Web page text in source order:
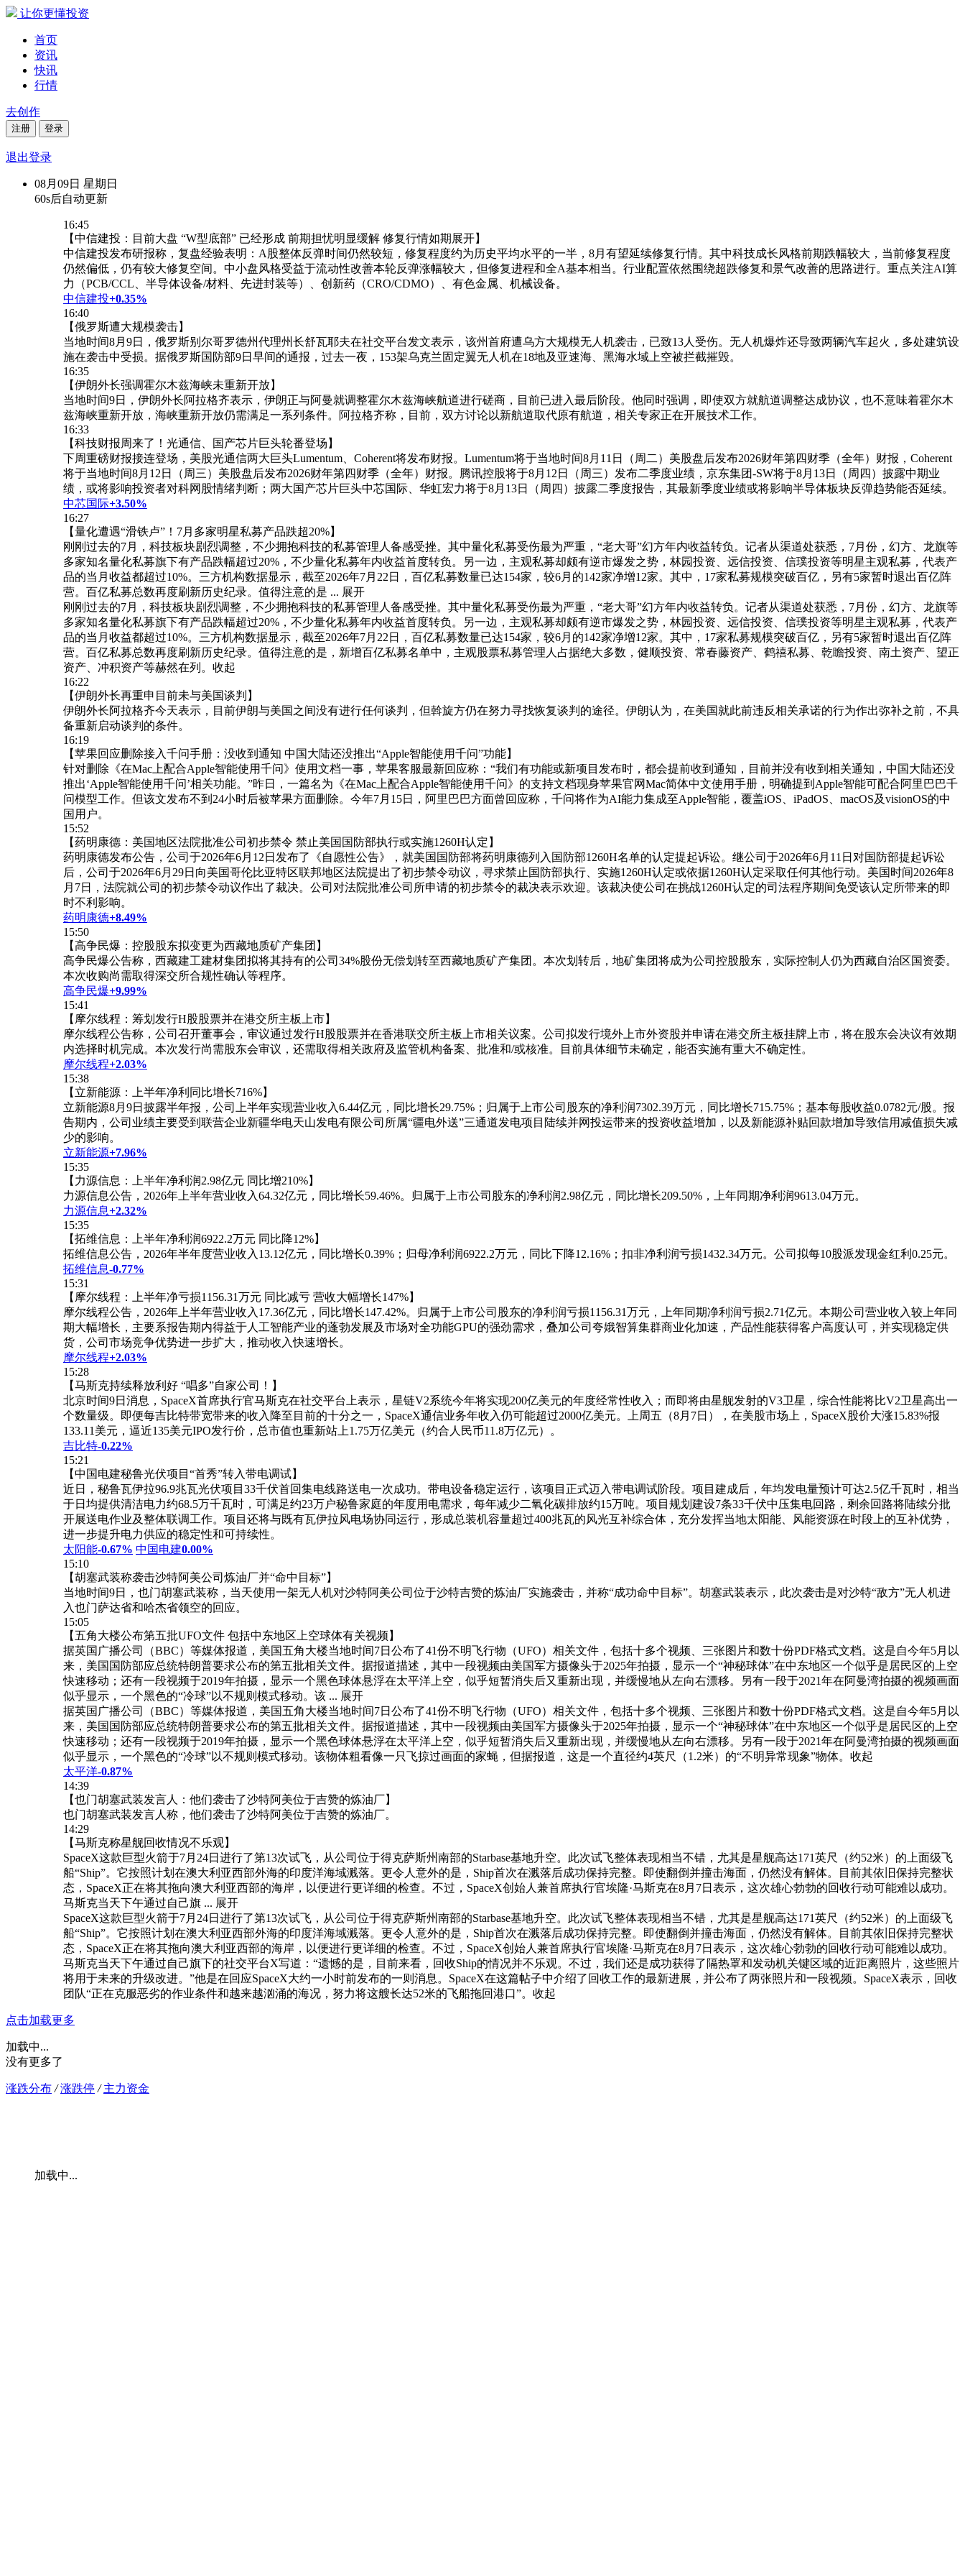
让你更懂投资
首页
资讯
快讯
行情
去创作
注册 登录
退出登录
08月09日 星期日
60s后自动更新
16:45
【中信建投：目前大盘 “W型底部” 已经形成 前期担忧明显缓解 修复行情如期展开】
中信建投发布研报称，复盘经验表明：A股整体反弹时间仍然较短，修复程度约为历史平均水平的一半，8月有望延续修复行情。其中科技成长风格前期跌幅较大，当前修复程度
仍然偏低，仍有较大修复空间。中小盘风格受益于流动性改善本轮反弹涨幅较大，但修复进程和全A基本相当。行业配置依然围绕超跌修复和景气改善的思路进行。重点关注AI算
力（PCB/CCL、半导体设备/材料、先进封装等）、创新药（CRO/CDMO）、有色金属、机械设备。
中信建投+0.35%
16:40
【俄罗斯遭大规模袭击】
当地时间8月9日，俄罗斯别尔哥罗德州代理州长舒瓦耶夫在社交平台发文表示，该州首府遭乌方大规模无人机袭击，已致13人受伤。无人机爆炸还导致两辆汽车起火，多处建筑设
施在袭击中受损。据俄罗斯国防部9日早间的通报，过去一夜，153架乌克兰固定翼无人机在18地及亚速海、黑海水域上空被拦截摧毁。
16:35
【伊朗外长强调霍尔木兹海峡未重新开放】
当地时间9日，伊朗外长阿拉格齐表示，伊朗正与阿曼就调整霍尔木兹海峡航道进行磋商，目前已进入最后阶段。他同时强调，即使双方就航道调整达成协议，也不意味着霍尔木
兹海峡重新开放，海峡重新开放仍需满足一系列条件。阿拉格齐称，目前，双方讨论以新航道取代原有航道，相关专家正在开展技术工作。
16:33
【科技财报周来了！光通信、国产芯片巨头轮番登场】
下周重磅财报接连登场，美股光通信两大巨头Lumentum、Coherent将发布财报。Lumentum将于当地时间8月11日（周二）美股盘后发布2026财年第四财季（全年）财报，Coherent
将于当地时间8月12日（周三）美股盘后发布2026财年第四财季（全年）财报。腾讯控股将于8月12日（周三）发布二季度业绩，京东集团‑SW将于8月13日（周四）披露中期业
绩，或将影响投资者对科网股情绪判断；两大国产芯片巨头中芯国际、华虹宏力将于8月13日（周四）披露二季度报告，其最新季度业绩或将影响半导体板块反弹趋势能否延续。
中芯国际+3.50%
16:27
【量化遭遇“滑铁卢”！7月多家明星私募产品跌超20%】
刚刚过去的7月，科技板块剧烈调整，不少拥抱科技的私募管理人备感受挫。其中量化私募受伤最为严重，“老大哥”幻方年内收益转负。记者从渠道处获悉，7月份，幻方、龙旗等
多家知名量化私募旗下有产品跌幅超过20%，不少量化私募年内收益首度转负。另一边，主观私募却颇有逆市爆发之势，林园投资、远信投资、信璞投资等明星主观私募，代表产
品的当月收益都超过10%。三方机构数据显示，截至2026年7月22日，百亿私募数量已达154家，较6月的142家净增12家。其中，17家私募规模突破百亿，另有5家暂时退出百亿阵
营。百亿私募总数再度刷新历史纪录。值得注意的是 ... 展开
刚刚过去的7月，科技板块剧烈调整，不少拥抱科技的私募管理人备感受挫。其中量化私募受伤最为严重，“老大哥”幻方年内收益转负。记者从渠道处获悉，7月份，幻方、龙旗等
多家知名量化私募旗下有产品跌幅超过20%，不少量化私募年内收益首度转负。另一边，主观私募却颇有逆市爆发之势，林园投资、远信投资、信璞投资等明星主观私募，代表产
品的当月收益都超过10%。三方机构数据显示，截至2026年7月22日，百亿私募数量已达154家，较6月的142家净增12家。其中，17家私募规模突破百亿，另有5家暂时退出百亿阵
营。百亿私募总数再度刷新历史纪录。值得注意的是，新增百亿私募名单中，主观股票私募管理人占据绝大多数，健顺投资、常春藤资产、鹤禧私募、乾瞻投资、南土资产、望正
资产、冲积资产等赫然在列。 收起
16:22
【伊朗外长再重申目前未与美国谈判】
伊朗外长阿拉格齐今天表示，目前伊朗与美国之间没有进行任何谈判，但斡旋方仍在努力寻找恢复谈判的途径。伊朗认为，在美国就此前违反相关承诺的行为作出弥补之前，不具
备重新启动谈判的条件。
16:19
【苹果回应删除接入千问手册：没收到通知 中国大陆还没推出“Apple智能使用千问”功能】
针对删除《在Mac上配合Apple智能使用千问》使用文档一事，苹果客服最新回应称：“我们有功能或新项目发布时，都会提前收到通知，目前并没有收到相关通知，中国大陆还没
推出‘Apple智能使用千问’相关功能。”昨日，一篇名为《在Mac上配合Apple智能使用千问》的支持文档现身苹果官网Mac简体中文使用手册，明确提到Apple智能可配合阿里巴巴千
问模型工作。但该文发布不到24小时后被苹果方面删除。今年7月15日，阿里巴巴方面曾回应称，千问将作为AI能力集成至Apple智能，覆盖iOS、iPadOS、macOS及visionOS的中
国用户。
15:52
【药明康德：美国地区法院批准公司初步禁令 禁止美国国防部执行或实施1260H认定】
药明康德发布公告，公司于2026年6月12日发布了《自愿性公告》，就美国国防部将药明康德列入国防部1260H名单的认定提起诉讼。继公司于2026年6月11日对国防部提起诉讼
后，公司于2026年6月29日向美国哥伦比亚特区联邦地区法院提出了初步禁令动议，寻求禁止国防部执行、实施1260H认定或依据1260H认定采取任何其他行动。美国时间2026年8
月7日，法院就公司的初步禁令动议作出了裁决。公司对法院批准公司所申请的初步禁令的裁决表示欢迎。该裁决使公司在挑战1260H认定的司法程序期间免受该认定所带来的即
时不利影响。
药明康德+8.49%
15:50
【高争民爆：控股股东拟变更为西藏地质矿产集团】
高争民爆公告称，西藏建工建材集团拟将其持有的公司34%股份无偿划转至西藏地质矿产集团。本次划转后，地矿集团将成为公司控股股东，实际控制人仍为西藏自治区国资委。
本次收购尚需取得深交所合规性确认等程序。
高争民爆+9.99%
15:41
【摩尔线程：筹划发行H股股票并在港交所主板上市】
摩尔线程公告称，公司召开董事会，审议通过发行H股股票并在香港联交所主板上市相关议案。公司拟发行境外上市外资股并申请在港交所主板挂牌上市，将在股东会决议有效期
内选择时机完成。本次发行尚需股东会审议，还需取得相关政府及监管机构备案、批准和/或核准。目前具体细节未确定，能否实施有重大不确定性。
摩尔线程+2.03%
15:38
【立新能源：上半年净利同比增长716%】
立新能源8月9日披露半年报，公司上半年实现营业收入6.44亿元，同比增长29.75%；归属于上市公司股东的净利润7302.39万元，同比增长715.75%；基本每股收益0.0782元/股。报
告期内，公司业绩主要受到联营企业新疆华电天山发电有限公司所属“疆电外送”三通道发电项目陆续并网投运带来的投资收益增加，以及新能源补贴回款增加导致信用减值损失减
少的影响。
立新能源+7.96%
15:35
【力源信息：上半年净利润2.98亿元 同比增210%】
力源信息公告，2026年上半年营业收入64.32亿元，同比增长59.46%。归属于上市公司股东的净利润2.98亿元，同比增长209.50%，上年同期净利润9613.04万元。
力源信息+2.32%
15:35
【拓维信息：上半年净利润6922.2万元 同比降12%】
拓维信息公告，2026年半年度营业收入13.12亿元，同比增长0.39%；归母净利润6922.2万元，同比下降12.16%；扣非净利润亏损1432.34万元。公司拟每10股派发现金红利0.25元。
拓维信息-0.77%
15:31
【摩尔线程：上半年净亏损1156.31万元 同比减亏 营收大幅增长147%】
摩尔线程公告，2026年上半年营业收入17.36亿元，同比增长147.42%。归属于上市公司股东的净利润亏损1156.31万元，上年同期净利润亏损2.71亿元。本期公司营业收入较上年同
期大幅增长，主要系报告期内得益于人工智能产业的蓬勃发展及市场对全功能GPU的强劲需求，叠加公司夸娥智算集群商业化加速，产品性能获得客户高度认可，并实现稳定供
货，公司市场竞争优势进一步扩大，推动收入快速增长。
摩尔线程+2.03%
15:28
【马斯克持续释放利好 “唱多”自家公司！】
北京时间9日消息，SpaceX首席执行官马斯克在社交平台上表示，星链V2系统今年将实现200亿美元的年度经常性收入；而即将由星舰发射的V3卫星，综合性能将比V2卫星高出一
个数量级。即便每吉比特带宽带来的收入降至目前的十分之一，SpaceX通信业务年收入仍可能超过2000亿美元。上周五（8月7日），在美股市场上，SpaceX股价大涨15.83%报
133.11美元，逼近135美元IPO发行价，总市值也重新站上1.75万亿美元（约合人民币11.8万亿元）。
吉比特-0.22%
15:21
【中国电建秘鲁光伏项目“首秀”转入带电调试】
近日，秘鲁瓦伊拉96.9兆瓦光伏项目33千伏首回集电线路送电一次成功。带电设备稳定运行，该项目正式迈入带电调试阶段。项目建成后，年均发电量预计可达2.5亿千瓦时，相当
于日均提供清洁电力约68.5万千瓦时，可满足约23万户秘鲁家庭的年度用电需求，每年减少二氧化碳排放约15万吨。项目规划建设7条33千伏中压集电回路，剩余回路将陆续分批
开展送电作业及整体联调工作。项目还将与既有瓦伊拉风电场协同运行，形成总装机容量超过400兆瓦的风光互补综合体，充分发挥当地太阳能、风能资源在时段上的互补优势，
进一步提升电力供应的稳定性和可持续性。
太阳能-0.67% 中国电建0.00%
15:10
【胡塞武装称袭击沙特阿美公司炼油厂并“命中目标”】
当地时间9日，也门胡塞武装称，当天使用一架无人机对沙特阿美公司位于沙特吉赞的炼油厂实施袭击，并称“成功命中目标”。胡塞武装表示，此次袭击是对沙特“敌方”无人机进
入也门萨达省和哈杰省领空的回应。
15:05
【五角大楼公布第五批UFO文件 包括中东地区上空球体有关视频】
据英国广播公司（BBC）等媒体报道，美国五角大楼当地时间7日公布了41份不明飞行物（UFO）相关文件，包括十多个视频、三张图片和数十份PDF格式文档。这是自今年5月以
来，美国国防部应总统特朗普要求公布的第五批相关文件。据报道描述，其中一段视频由美国军方摄像头于2025年拍摄，显示一个“神秘球体”在中东地区一个似乎是居民区的上空
快速移动；还有一段视频于2019年拍摄，显示一个黑色球体悬浮在太平洋上空，似乎短暂消失后又重新出现，并缓慢地从左向右漂移。另有一段于2021年在阿曼湾拍摄的视频画面
似乎显示，一个黑色的“冷球”以不规则模式移动。该 ... 展开
据英国广播公司（BBC）等媒体报道，美国五角大楼当地时间7日公布了41份不明飞行物（UFO）相关文件，包括十多个视频、三张图片和数十份PDF格式文档。这是自今年5月以
来，美国国防部应总统特朗普要求公布的第五批相关文件。据报道描述，其中一段视频由美国军方摄像头于2025年拍摄，显示一个“神秘球体”在中东地区一个似乎是居民区的上空
快速移动；还有一段视频于2019年拍摄，显示一个黑色球体悬浮在太平洋上空，似乎短暂消失后又重新出现，并缓慢地从左向右漂移。另有一段于2021年在阿曼湾拍摄的视频画面
似乎显示，一个黑色的“冷球”以不规则模式移动。该物体粗看像一只飞掠过画面的家蝇，但据报道，这是一个直径约4英尺（1.2米）的“不明异常现象”物体。 收起
太平洋-0.87%
14:39
【也门胡塞武装发言人：他们袭击了沙特阿美位于吉赞的炼油厂】
也门胡塞武装发言人称，他们袭击了沙特阿美位于吉赞的炼油厂。
14:29
【马斯克称星舰回收情况不乐观】
SpaceX这款巨型火箭于7月24日进行了第13次试飞，从公司位于得克萨斯州南部的Starbase基地升空。此次试飞整体表现相当不错，尤其是星舰高达171英尺（约52米）的上面级飞
船“Ship”。它按照计划在澳大利亚西部外海的印度洋海域溅落。更令人意外的是，Ship首次在溅落后成功保持完整。即使翻倒并撞击海面，仍然没有解体。目前其依旧保持完整状
态，SpaceX正在将其拖向澳大利亚西部的海岸，以便进行更详细的检查。不过，SpaceX创始人兼首席执行官埃隆·马斯克在8月7日表示，这次雄心勃勃的回收行动可能难以成功。
马斯克当天下午通过自己旗 ... 展开
SpaceX这款巨型火箭于7月24日进行了第13次试飞，从公司位于得克萨斯州南部的Starbase基地升空。此次试飞整体表现相当不错，尤其是星舰高达171英尺（约52米）的上面级飞
船“Ship”。它按照计划在澳大利亚西部外海的印度洋海域溅落。更令人意外的是，Ship首次在溅落后成功保持完整。即使翻倒并撞击海面，仍然没有解体。目前其依旧保持完整状
态，SpaceX正在将其拖向澳大利亚西部的海岸，以便进行更详细的检查。不过，SpaceX创始人兼首席执行官埃隆·马斯克在8月7日表示，这次雄心勃勃的回收行动可能难以成功。
马斯克当天下午通过自己旗下的社交平台X写道：“遗憾的是，目前来看，回收Ship的情况并不乐观。不过，我们还是成功获得了隔热罩和发动机关键区域的近距离照片，这些照片
将用于未来的升级改进。”他是在回应SpaceX大约一小时前发布的一则消息。SpaceX在这篇帖子中介绍了回收工作的最新进展，并公布了两张照片和一段视频。SpaceX表示，回收
团队“正在克服恶劣的作业条件和越来越汹涌的海况，努力将这艘长达52米的飞船拖回港口”。 收起
点击加载更多
加载中...
没有更多了
涨跌分布 / 涨跌停 / 主力资金
加载中...